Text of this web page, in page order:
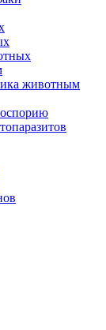
животным